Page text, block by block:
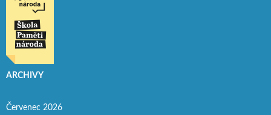
ARCHIVY
Červenec 2026